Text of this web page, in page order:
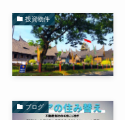
投資物件
ブログ